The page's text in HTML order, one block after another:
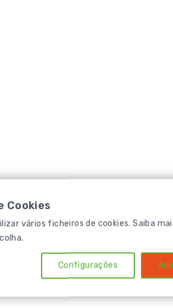
Cookies
vários ficheiros de cookies. Saiba
Configurações